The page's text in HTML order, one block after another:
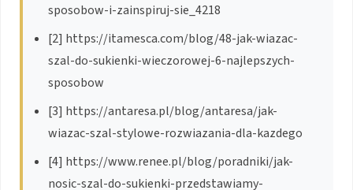
sposobow-i-zainspiruj-sie_4218
[2] https://itamesca.com/blog/48-jak-wiazac-
szal-do-sukienki-wieczorowej-6-najlepszych-
sposobow
[3] https://antaresa.pl/blog/antaresa/jak-
wiazac-szal-stylowe-rozwiazania-dla-kazdego
[4] https://www.renee.pl/blog/poradniki/jak-
nosic-szal-do-sukienki-przedstawiamy-